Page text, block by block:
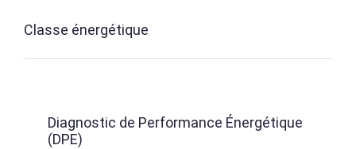
Classe énergétique
Diagnostic de Performance Énergétique
(DPE)